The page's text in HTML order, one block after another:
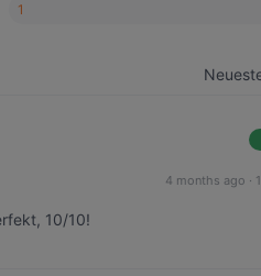
1
4 months ago ·
10/10!